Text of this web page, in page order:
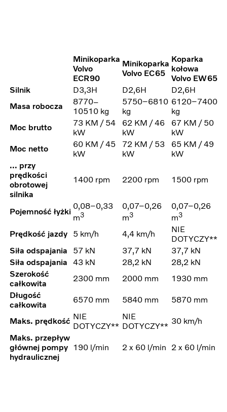
Minikoparka
Volvo
ECR90
Minikoparka
Volvo EC65
Koparka
kołowa
Volvo EW65
Silnik
D3,3H D2,6H
D2,6H
Masa robocza
8770–
10510 kg
5750–6810
kg
6120–7400
kg
Moc brutto
73 KM / 54
kW
62 KM / 46
kW
67 KM / 50
kW
Moc netto
60 KM / 45
kW
72 KM / 53
kW
65 KM / 49
kW
... przy
prędkości
obrotowej
silnika
1400 rpm 2200 rpm 1500 rpm
Pojemność łyżki
0,08–0,33
m3
0,07–0,26
m3
0,07–0,26
m3
Prędkość jazdy 5 km/h 4,4 km/h
NIE
DOTYCZY**
Siła odspajania
57 kN 37,7 kN
37,7 kN
Siła odspajania
43 kN 28,2 kN
28,2 kN
Szerokość
całkowita
2300 mm 2000 mm
1930 mm
Długość
całkowita
6570 mm 5840 mm 5870 mm
Maks. prędkość NIE
DOTYCZY**
NIE
DOTYCZY**
30 km/h
Maks. przepływ
głównej pompy
hydraulicznej
190 l/min 2 x 60 l/min 2 x 60 l/min